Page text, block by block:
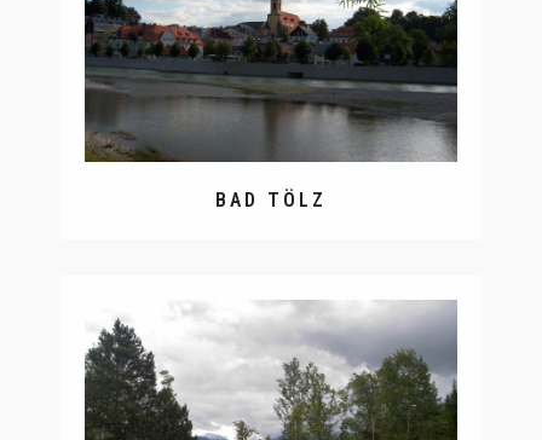
BAD TÖLZ